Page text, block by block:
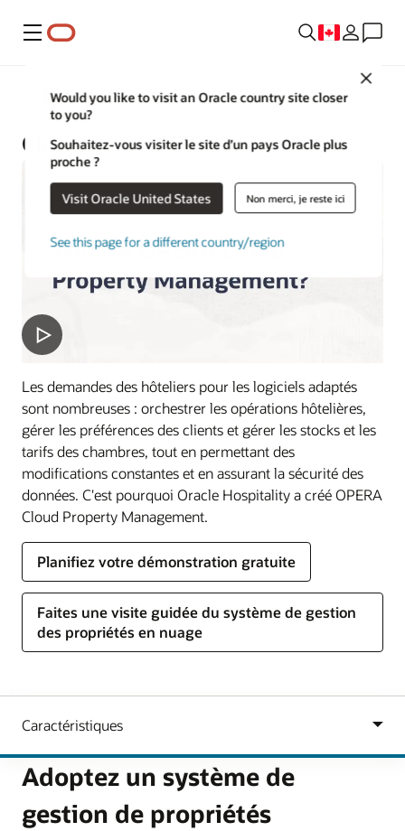
Menu
Close
Would you like to visit an Oracle country site closer
to you?
Souhaitez-vous visiter le site d’un pays Oracle plus
proche ?
Visit Oracle United States Non merci, je reste ici
See this page for a different country/region
Hôtels et complexes hôteliers
Cloud PMS − OPERA Cloud
Les demandes des hôteliers pour les logiciels adaptés
sont nombreuses : orchestrer les opérations hôtelières,
gérer les préférences des clients et gérer les stocks et les
tarifs des chambres, tout en permettant des
modifications constantes et en assurant la sécurité des
données. C'est pourquoi Oracle Hospitality a créé OPERA
Cloud Property Management.
Planifiez votre démonstration gratuite
Faites une visite guidée du système de gestion
des propriétés en nuage
Adoptez un système de
gestion de propriétés